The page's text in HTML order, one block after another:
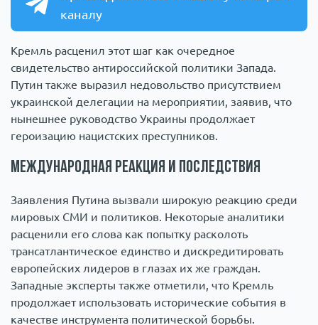
каналу
Кремль расценил этот шаг как очередное
свидетельство антироссийской политики Запада.
Путин также выразил недовольство присутствием
украинской делегации на мероприятии, заявив, что
нынешнее руководство Украины продолжает
героизацию нацистских преступников.
Международная реакция и последствия
Заявления Путина вызвали широкую реакцию среди
мировых СМИ и политиков. Некоторые аналитики
расценили его слова как попытку расколоть
трансатлантическое единство и дискредитировать
европейских лидеров в глазах их же граждан.
Западные эксперты также отметили, что Кремль
продолжает использовать исторические события в
качестве инструмента политической борьбы.